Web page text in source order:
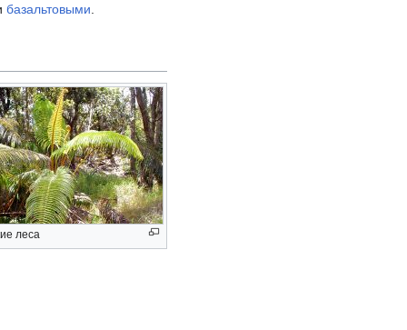
базальтовыми.
леса